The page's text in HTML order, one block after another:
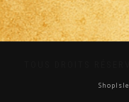
ShopIsle